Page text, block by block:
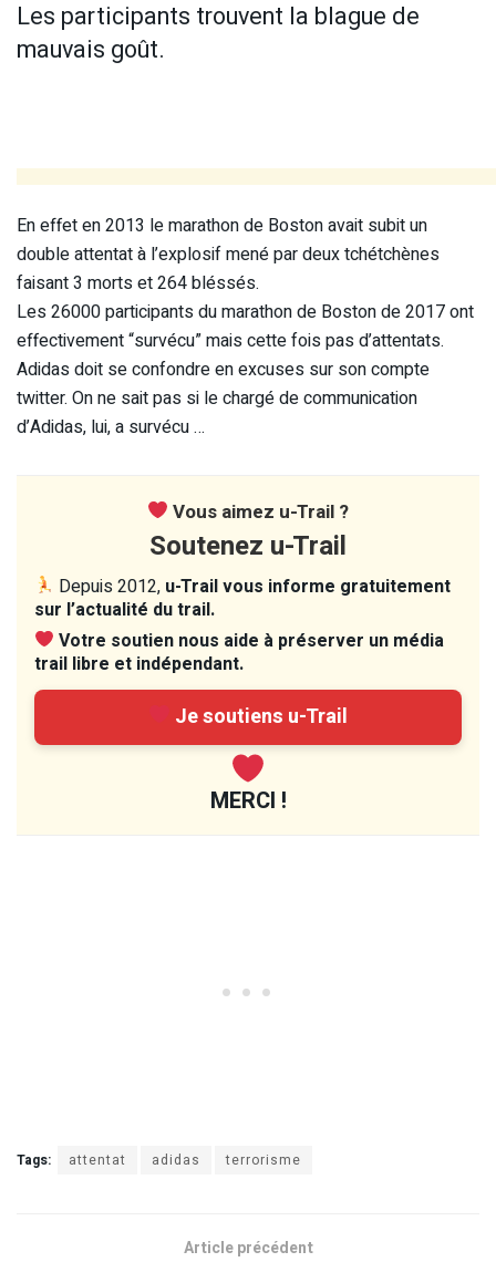
Les participants trouvent la blague de
mauvais goût.
En effet en 2013 le marathon de Boston avait subit un
double attentat à l’explosif mené par deux tchétchènes
faisant 3 morts et 264 bléssés.
Les 26000 participants du marathon de Boston de 2017 ont
effectivement “survécu” mais cette fois pas d’attentats.
Adidas doit se confondre en excuses sur son compte
twitter. On ne sait pas si le chargé de communication
d’Adidas, lui, a survécu …
Vous aimez u-Trail ?
Soutenez u-Trail
Depuis 2012, u-Trail vous informe gratuitement
sur l’actualité du trail.
Votre soutien nous aide à préserver un média
trail libre et indépendant.
Je soutiens u-Trail
MERCI !
Tags: attentat adidas terrorisme
Article précédent